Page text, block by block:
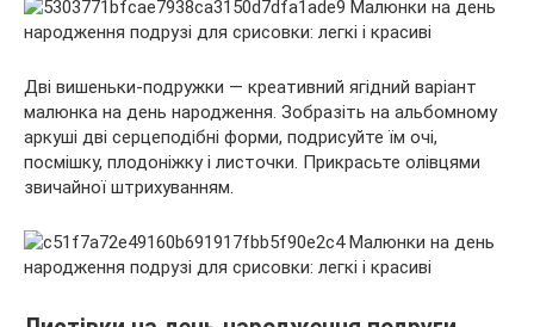
Дві вишеньки-подружки — креативний ягідний варіант
малюнка на день народження. Зобразіть на альбомному
аркуші дві серцеподібні форми, подрисуйте їм очі,
посмішку, плодоніжку і листочки. Прикрасьте олівцями
звичайної штрихуванням.